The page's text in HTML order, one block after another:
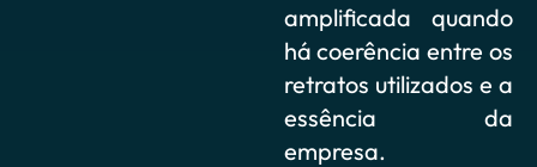
amplificada quando
há coerência entre os
retratos utilizados e a
essência da
empresa.